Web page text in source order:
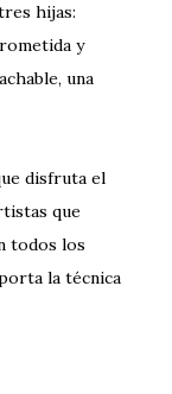
hijas:
y
una
disfruta el
que
todos los
la técnica